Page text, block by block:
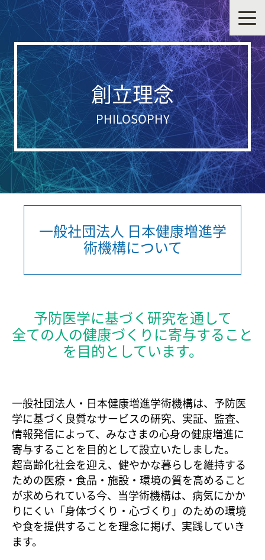
創立理念
PHILOSOPHY
一般社団法人 日本健康増進学
術機構について
予防医学に基づく研究を通して
全ての人の健康づくりに寄与すること
を目的としています。
一般社団法人・日本健康増進学術機構は、予防医
学に基づく良質なサービスの研究、実証、監査、
情報発信によって、みなさまの心身の健康増進に
寄与することを目的として設立いたしました。
超高齢化社会を迎え、健やかな暮らしを維持する
ための医療・食品・施設・環境の質を高めること
が求められている今、当学術機構は、病気にかか
りにくい「身体づくり・心づくり」のための環境
や食を提供することを理念に掲げ、実践していき
ます。